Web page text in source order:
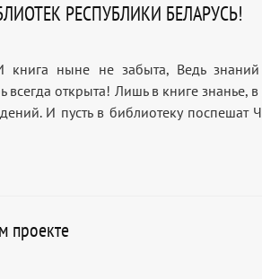
РЕСПУБЛИКИ БЕЛАРУСЬ!
книга ныне не забыта, Ведь
всегда открыта! Лишь в книге знанье,
И пусть в библиотеку поспешат
проекте